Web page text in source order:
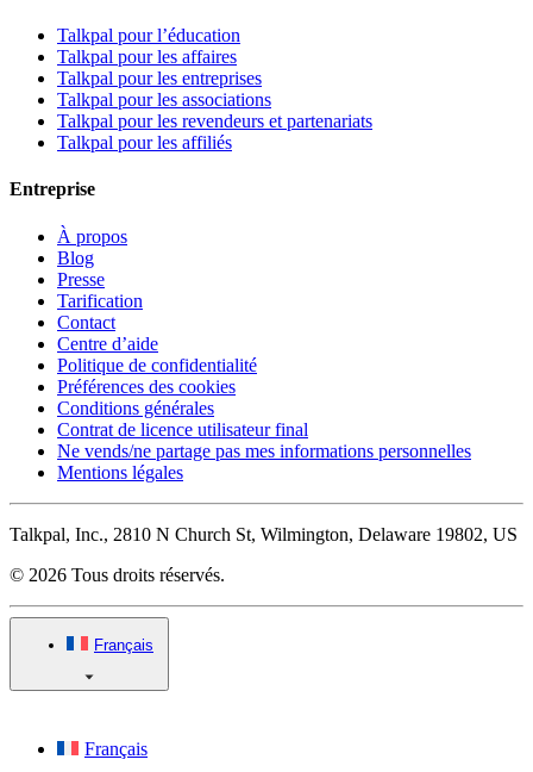
Talkpal pour l’éducation
Talkpal pour les affaires
Talkpal pour les entreprises
Talkpal pour les associations
Talkpal pour les revendeurs et partenariats
Talkpal pour les affiliés
Entreprise
À propos
Blog
Presse
Tarification
Contact
Centre d’aide
Politique de confidentialité
Préférences des cookies
Conditions générales
Contrat de licence utilisateur final
Ne vends/ne partage pas mes informations personnelles
Mentions légales
Talkpal, Inc., 2810 N Church St, Wilmington, Delaware 19802, US
© 2026 Tous droits réservés.
Français
Français